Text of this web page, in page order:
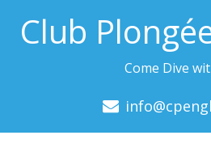
Club
Come Dive